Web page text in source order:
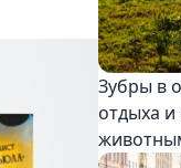
Зубры в
отдыха